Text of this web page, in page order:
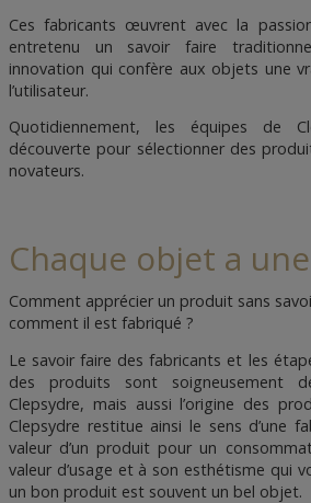
Ces fabricants œuvrent avec la
entretenu un savoir faire
innovation qui confère aux objets une
l’utilisateur.
Quotidiennement, les équipes de
découverte pour sélectionner des
novateurs.
Chaque objet a
Comment apprécier un produit sans
comment il est fabriqué ?
Le savoir faire des fabricants et les
des produits sont soigneusement
Clepsydre, mais aussi l’origine des
Clepsydre restitue ainsi le sens d’une
valeur d’un produit pour un
valeur d’usage et à son esthétisme qui
un bon produit est souvent un bel objet.